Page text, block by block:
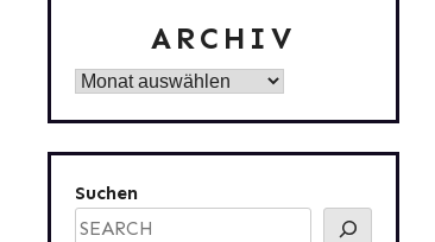
ARCHIV
Archiv
Suchen